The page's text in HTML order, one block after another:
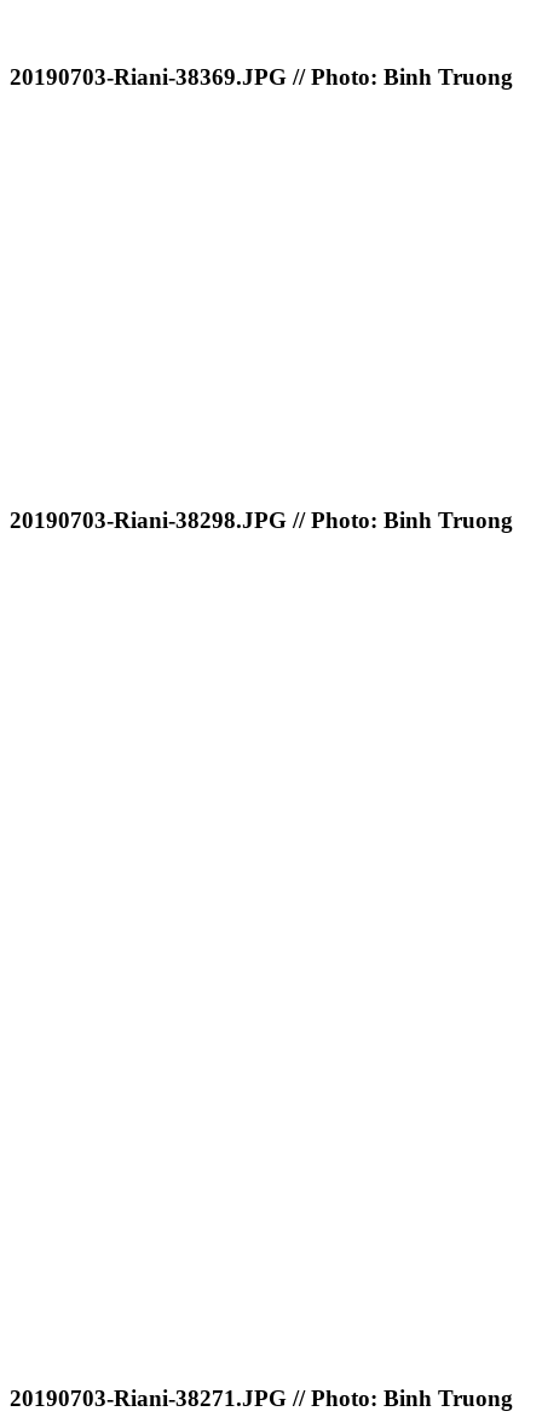
20190703-Riani-38369.JPG // Photo: Binh Truong
20190703-Riani-38298.JPG // Photo: Binh Truong
20190703-Riani-38271.JPG // Photo: Binh Truong